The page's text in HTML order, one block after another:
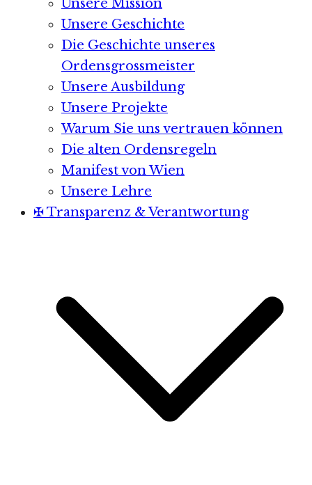
Unsere Mission
Unsere Geschichte
Die Geschichte unseres
Ordensgrossmeister
Unsere Ausbildung
Unsere Projekte
Warum Sie uns vertrauen können
Die alten Ordensregeln
Manifest von Wien
Unsere Lehre
✠ Transparenz & Verantwortung